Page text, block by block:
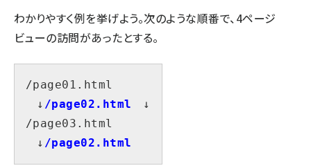
わかりやすく例を挙げよう。次のような順番で、4ページ
ビューの訪問があったとする。
/page01.html
↓ /page02.html ↓
/page03.html
↓ /page02.html